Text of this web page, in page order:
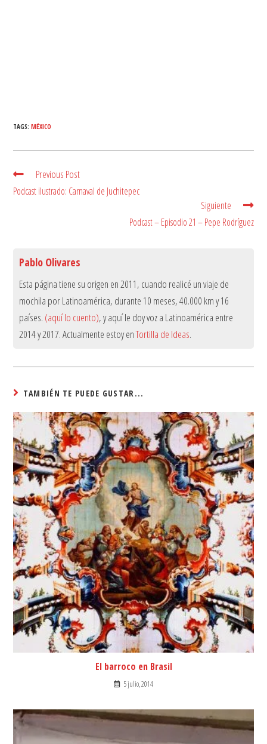
TAGS:MÉXICO
Read
more
articles
Previous Post
Podcast ilustrado: Carnaval de Juchitepec
Siguiente
Podcast – Episodio 21 – Pepe Rodríguez
Pablo Olivares
Esta página tiene su origen en 2011, cuando realicé un viaje de
mochila por Latinoamérica, durante 10 meses, 40.000 km y 16
países. (aquí lo cuento), y aquí le doy voz a Latinoamérica entre
2014 y 2017. Actualmente estoy enTortilla de Ideas.
TAMBIÉN TE PUEDE GUSTAR...
El barroco en Brasil
5 julio, 2014